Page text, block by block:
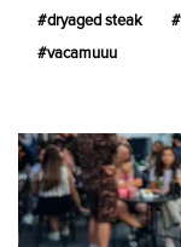
dryaged steak
vacamuuu